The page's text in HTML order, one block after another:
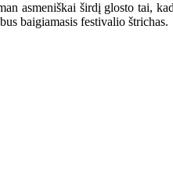
asmeniškai širdį glosto tai,
baigiamasis festivalio štrichas.